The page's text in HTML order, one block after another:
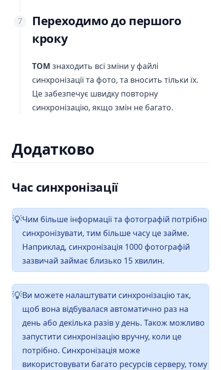
Переходимо до першого
кроку
ТОМ знаходить всі зміни у файлі
синхронізації та фото, та вносить тільки їх.
Це забезпечує швидку повторну
синхронізацію, якщо змін не багато.
Додатково
Час синхронізації
💡Чим більше інформації та фотографій потрібно
синхронізувати, тим більше часу це займе.
Наприклад, синхронізація 1000 фотографій
зазвичай займає близько 15 хвилин.
💡Ви можете налаштувати синхронізацію так,
щоб вона відбувалася автоматично раз на
день або декілька разів у день. Також можливо
запустити синхронізацію вручну, коли це
потрібно. Синхронізація може
використовувати багато ресурсів серверу, тому